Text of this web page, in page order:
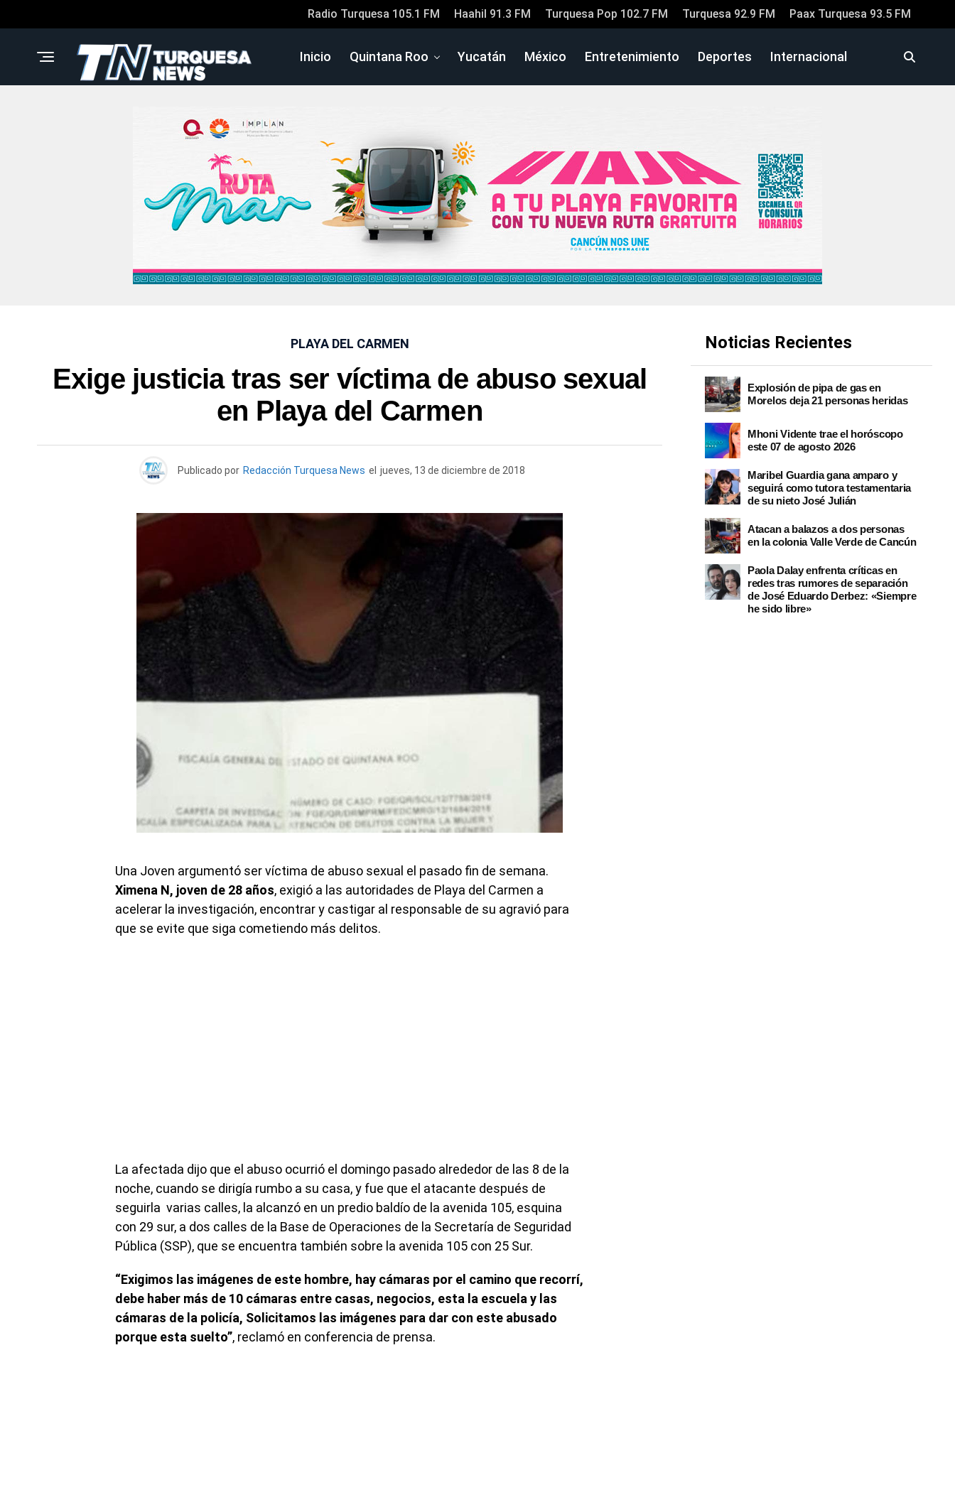
Radio Turquesa 105.1 FM Haahil 91.3 FM Turquesa Pop 102.7 FM Turquesa 92.9 FM Paax Turquesa 93.5 FM
Inicio Quintana Roo Yucatán México Entretenimiento Deportes Internacional
PLAYA DEL CARMEN
Exige justicia tras ser víctima de abuso sexual
en Playa del Carmen
Publicado por Redacción Turquesa News el jueves, 13 de diciembre de 2018
Una Joven argumentó ser víctima de abuso sexual el pasado fin de semana.
Ximena N, joven de 28 años, exigió a las autoridades de Playa del Carmen a
acelerar la investigación, encontrar y castigar al responsable de su agravió para
que se evite que siga cometiendo más delitos.
La afectada dijo que el abuso ocurrió el domingo pasado alrededor de las 8 de la
noche, cuando se dirigía rumbo a su casa, y fue que el atacante después de
seguirla varias calles, la alcanzó en un predio baldío de la avenida 105, esquina
con 29 sur, a dos calles de la Base de Operaciones de la Secretaría de Seguridad
Pública (SSP), que se encuentra también sobre la avenida 105 con 25 Sur.
“Exigimos las imágenes de este hombre, hay cámaras por el camino que recorrí,
debe haber más de 10 cámaras entre casas, negocios, esta la escuela y las
cámaras de la policía, Solicitamos las imágenes para dar con este abusado
porque esta suelto”, reclamó en conferencia de prensa.
Noticias Recientes
Explosión de pipa de gas en
Morelos deja 21 personas heridas
Mhoni Vidente trae el horóscopo
este 07 de agosto 2026
Maribel Guardia gana amparo y
seguirá como tutora testamentaria
de su nieto José Julián
Atacan a balazos a dos personas
en la colonia Valle Verde de Cancún
Paola Dalay enfrenta críticas en
redes tras rumores de separación
de José Eduardo Derbez: «Siempre
he sido libre»